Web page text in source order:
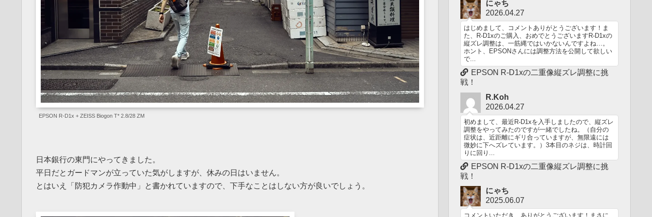
EPSON R-D1x + ZEISS Biogon T* 2.8/28 ZM
日本銀行の東門にやってきました。
平日だとガードマンが立っていた気がしますが、休みの日はいません。
とはいえ「防犯カメラ作動中」と書かれていますので、下手なことはしない方が良いでしょう。
にゃち
2026.04.27
はじめまして、コメントありがとうございます！ま
た、R-D1xのご購入、おめでとうございますR-D1xの
縦ズレ調整は、一筋縄ではいかないんですよね…。
ホント、EPSONさんには調整方法を公開して欲しい
で...
EPSON R-D1xの二重像縦ズレ調整に挑
戦！
R.Koh
2026.04.27
初めまして、最近R-D1xを入手しましたので、縦ズレ
調整をやってみたのですが一緒でしたね。（自分の
症状は、近距離にギリ合っていますが、無限遠には
微妙に下へズレています。）3本目のネジは、時計回
りに回り...
EPSON R-D1xの二重像縦ズレ調整に挑
戦！
にゃち
2025.06.07
コメントいただき、ありがとうございます！まさに